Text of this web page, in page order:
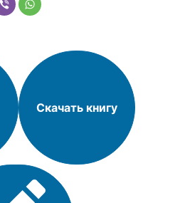
Скачать книгу